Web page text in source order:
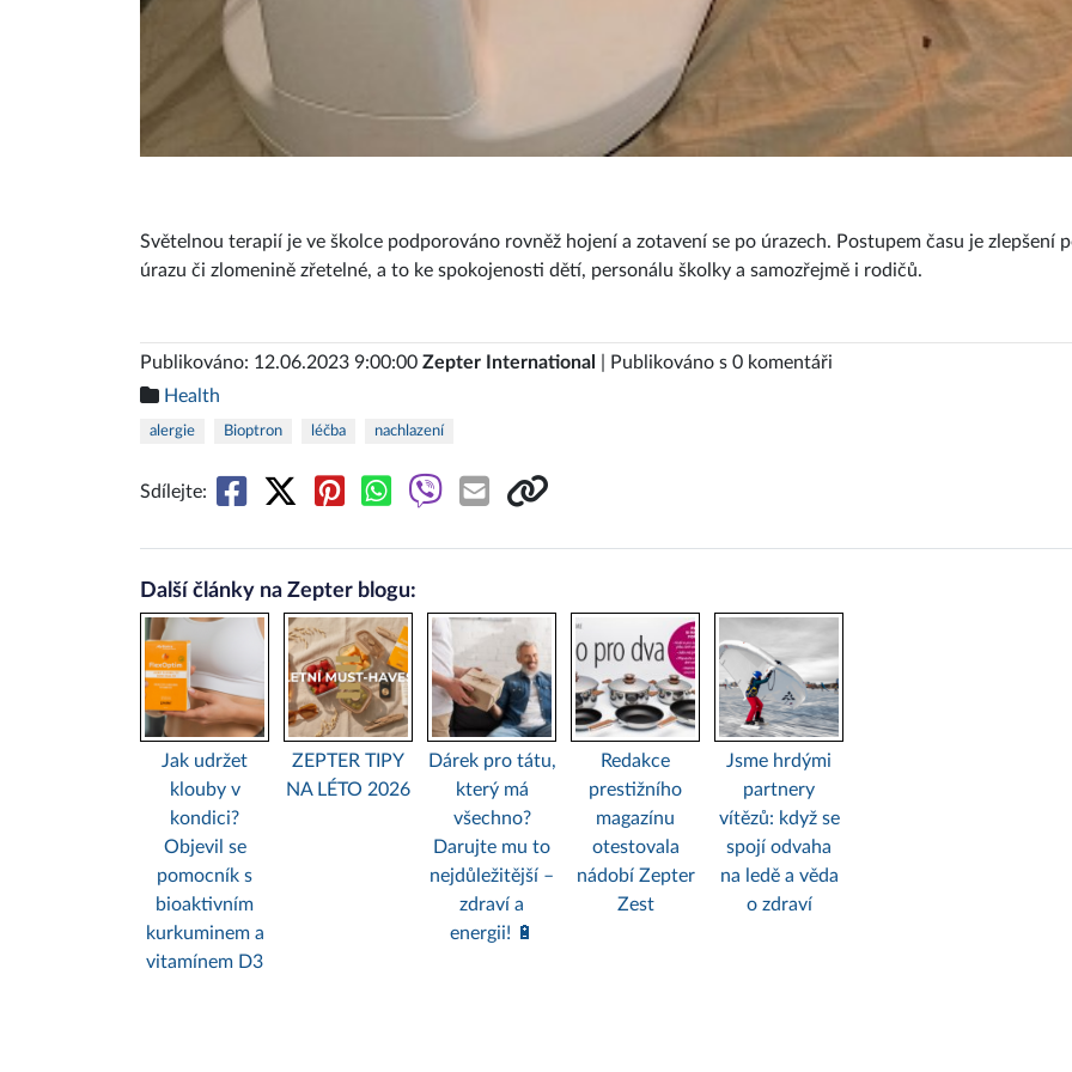
Světelnou terapií je ve školce podporováno rovněž hojení a zotavení se po úrazech. Postupem času je zlepšení
úrazu či zlomenině zřetelné, a to ke spokojenosti dětí, personálu školky a samozřejmě i rodičů.
Publikováno: 12.06.2023 9:00:00 Zepter International
| Publikováno s 0 komentáři
Health
alergie Bioptron léčba nachlazení
Sdílejte:
Další články na Zepter blogu:
Jak udržet
klouby v
kondici?
Objevil se
pomocník s
bioaktivním
kurkuminem a
vitamínem D3
ZEPTER TIPY
NA LÉTO 2026
Dárek pro tátu,
který má
všechno?
Darujte mu to
nejdůležitější –
zdraví a
energii! 🔋
Redakce
prestižního
magazínu
otestovala
nádobí Zepter
Zest
Jsme hrdými
partnery
vítězů: když se
spojí odvaha
na ledě a věda
o zdraví